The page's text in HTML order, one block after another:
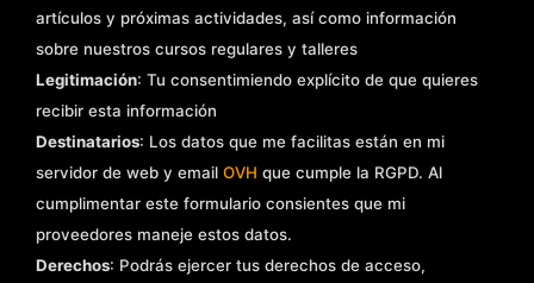
artículos y próximas actividades, así como información
sobre nuestros cursos regulares y talleres
Legitimación: Tu consentimiendo explícito de que quieres
recibir esta información
Destinatarios: Los datos que me facilitas están en mi
servidor de web y email OVH que cumple la RGPD. Al
cumplimentar este formulario consientes que mi
proveedores maneje estos datos.
Derechos: Podrás ejercer tus derechos de acceso,